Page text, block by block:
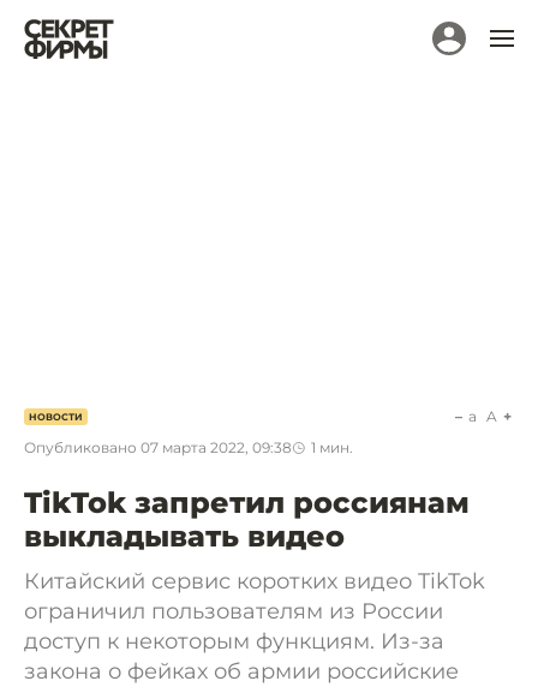
НОВОСТИ
Опубликовано 07 марта 2022, 09:38 1 мин.
a A
TikTok запретил россиянам
выкладывать видео
Китайский сервис коротких видео TikTok
ограничил пользователям из России
доступ к некоторым функциям. Из-за
закона о фейках об армии российские